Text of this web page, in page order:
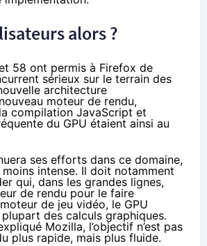
alors ?
58 ont permis à Firefox de
sérieux sur le terrain des
architecture
moteur de rendu,
compilation JavaScript et
du GPU étaient ainsi au
ses efforts dans ce domaine,
intense. Il doit notamment
qui, dans les grandes lignes,
de rendu pour le faire
de jeu vidéo, le GPU
plupart des calculs graphiques.
Mozilla, l’objectif n’est pas
plus rapide, mais plus fluide.